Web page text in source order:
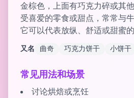
金棕色，上面有巧克力碎或其
受喜爱的零食或甜点，常常与
它可以代表放纵、舒适或甜蜜的
又名 曲奇 巧克力饼干 小饼干
常见用法和场景
讨论烘焙或烹饪